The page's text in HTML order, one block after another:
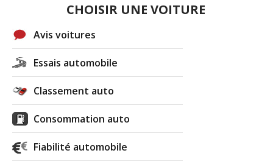
CHOISIR UNE VOITURE
Avis voitures
Essais automobile
Classement auto
Consommation auto
Fiabilité automobile